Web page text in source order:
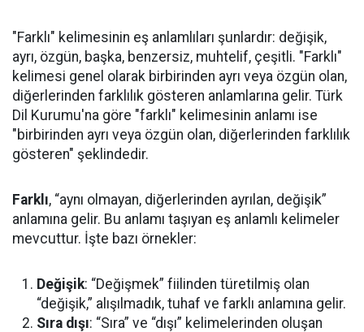
"Farklı" kelimesinin eş anlamlıları şunlardır: değişik,
ayrı, özgün, başka, benzersiz, muhtelif, çeşitli. "Farklı"
kelimesi genel olarak birbirinden ayrı veya özgün olan,
diğerlerinden farklılık gösteren anlamlarına gelir. Türk
Dil Kurumu'na göre "farklı" kelimesinin anlamı ise
"birbirinden ayrı veya özgün olan, diğerlerinden farklılık
gösteren" şeklindedir.
Farklı, “aynı olmayan, diğerlerinden ayrılan, değişik”
anlamına gelir. Bu anlamı taşıyan eş anlamlı kelimeler
mevcuttur. İşte bazı örnekler:
Değişik: “Değişmek” fiilinden türetilmiş olan
“değişik,” alışılmadık, tuhaf ve farklı anlamına gelir.
Sıra dışı: “Sıra” ve “dışı” kelimelerinden oluşan